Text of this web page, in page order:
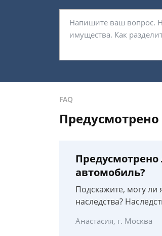
FAQ
Предусмотрено
автомобиль?
Подскажите, могу ли
наследства?
Анастасия, г. Москва